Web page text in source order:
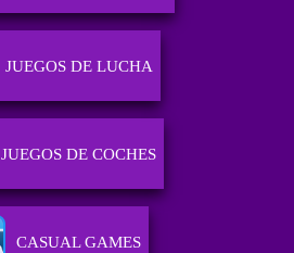
JUEGOS DE LUCHA
JUEGOS DE COCHES
CASUAL GAMES